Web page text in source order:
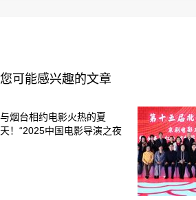
您可能感兴趣的文章
与烟台相约电影火热的夏
天！“2025中国电影导演之夜